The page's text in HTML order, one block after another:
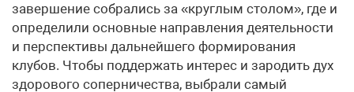
завершение собрались за «круглым столом», где и
определили основные направления деятельности
и перспективы дальнейшего формирования
клубов. Чтобы поддержать интерес и зародить дух
здорового соперничества, выбрали самый